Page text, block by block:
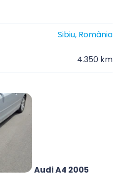
Sibiu, România
4.350 km
Audi A4 2005